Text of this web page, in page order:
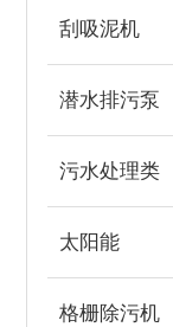
刮吸泥机
潜水排污泵
污水处理类
太阳能
格栅除污机